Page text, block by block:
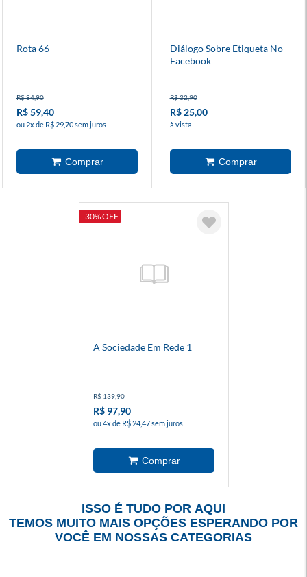
Rota 66
R$ 84,90
R$ 59,40
ou 2x de R$ 29,70 sem juros
Diálogo Sobre Etiqueta No
Facebook
R$ 32,90
R$ 25,00
à vista
-30% OFF
A Sociedade Em Rede 1
R$ 139,90
R$ 97,90
ou 4x de R$ 24,47 sem juros
ISSO É TUDO POR AQUI
TEMOS MUITO MAIS OPÇÕES ESPERANDO POR
VOCÊ EM NOSSAS CATEGORIAS